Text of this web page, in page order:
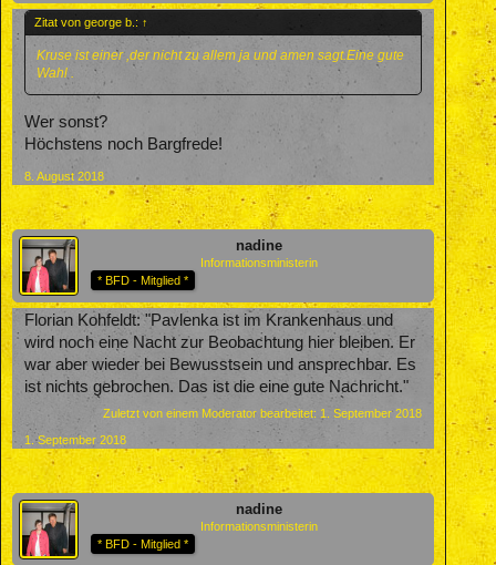
Zitat von george b.: ↑
Kruse ist einer ,der nicht zu allem ja und amen sagt.Eine gute
Wahl .
Wer sonst?
Höchstens noch Bargfrede!
8. August 2018
nadine
Informationsministerin
* BFD - Mitglied *
Florian Kohfeldt: "Pavlenka ist im Krankenhaus und
wird noch eine Nacht zur Beobachtung hier bleiben. Er
war aber wieder bei Bewusstsein und ansprechbar. Es
ist nichts gebrochen. Das ist die eine gute Nachricht."
Zuletzt von einem Moderator bearbeitet: 1. September 2018
1. September 2018
nadine
Informationsministerin
* BFD - Mitglied *